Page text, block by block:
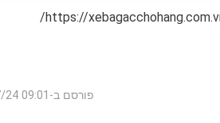
https://
פורסם ב-09:01 20/07/24 כתגובה ל-